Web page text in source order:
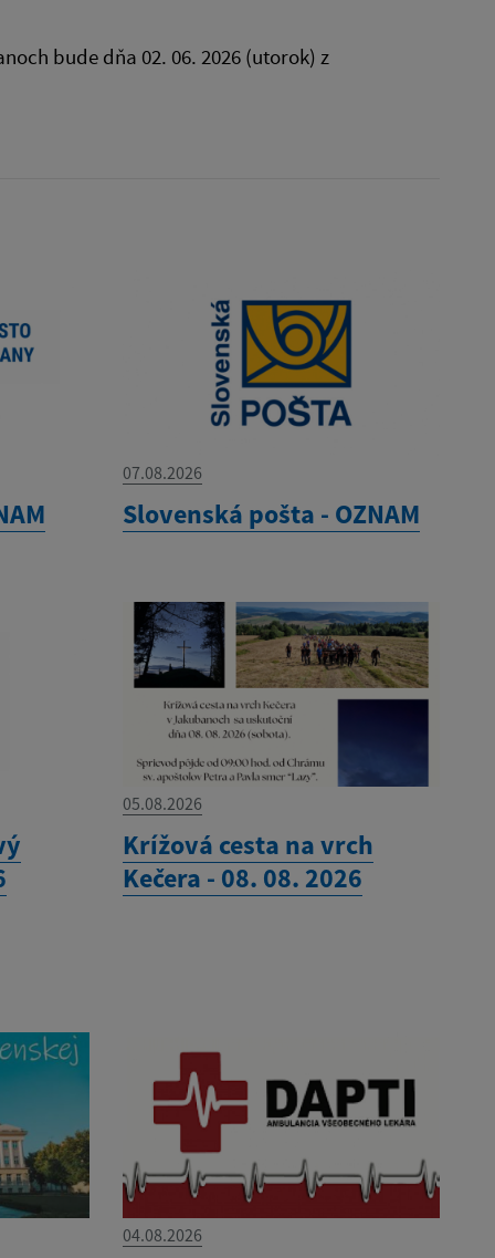
bude dňa 02. 06. 2026 (utorok) z
07.08.2026
Slovenská pošta - OZNAM
05.08.2026
Krížová cesta na vrch
Kečera - 08. 08. 2026
04.08.2026